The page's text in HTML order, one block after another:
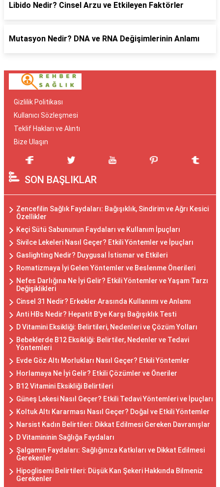
Libido Nedir? Cinsel Arzu ve Etkileyen Faktörler
Mutasyon Nedir? DNA ve RNA Değişimlerinin Anlamı
Gizlilik Politikası
Kullanıcı Sözleşmesi
Teklif Hakları ve Alıntı
Bize Ulaşın
SON BAŞLIKLAR
Zencefilin Sağlık Faydaları: Bağışıklık, Sindirim ve Ağrı Kesici
Özellikler
Keçi Sütü Sabununun Faydaları ve Kullanım İpuçları
Sivilce Lekeleri Nasıl Geçer? Etkili Yöntemler ve İpuçları
Gaslighting Nedir? Duygusal İstismar ve Etkileri
Romatizmaya İyi Gelen Yöntemler ve Beslenme Önerileri
Nefes Darlığına Ne İyi Gelir? Etkili Yöntemler ve Yaşam Tarzı
Değişiklikleri
Cinsel 31 Nedir? Erkekler Arasında Kullanımı ve Anlamı
Anti HBs Nedir? Hepatit B'ye Karşı Bağışıklık Testi
D Vitamini Eksikliği: Belirtileri, Nedenleri ve Çözüm Yolları
Bebeklerde B12 Eksikliği: Belirtiler, Nedenler ve Tedavi
Yöntemleri
Evde Göz Altı Morlukları Nasıl Geçer? Etkili Yöntemler
Horlamaya Ne İyi Gelir? Etkili Çözümler ve Öneriler
B12 Vitamini Eksikliği Belirtileri
Güneş Lekesi Nasıl Geçer? Etkili Tedavi Yöntemleri ve İpuçları
Koltuk Altı Kararması Nasıl Geçer? Doğal ve Etkili Yöntemler
Narsist Kadın Belirtileri: Dikkat Edilmesi Gereken Davranışlar
D Vitamininin Sağlığa Faydaları
Şalgamın Faydaları: Sağlığınıza Katkıları ve Dikkat Edilmesi
Gerekenler
Hipoglisemi Belirtileri: Düşük Kan Şekeri Hakkında Bilmeniz
Gerekenler